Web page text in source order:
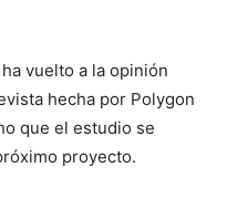
vuelto a la opinión
hecha por Polygon
que el estudio se
proyecto.